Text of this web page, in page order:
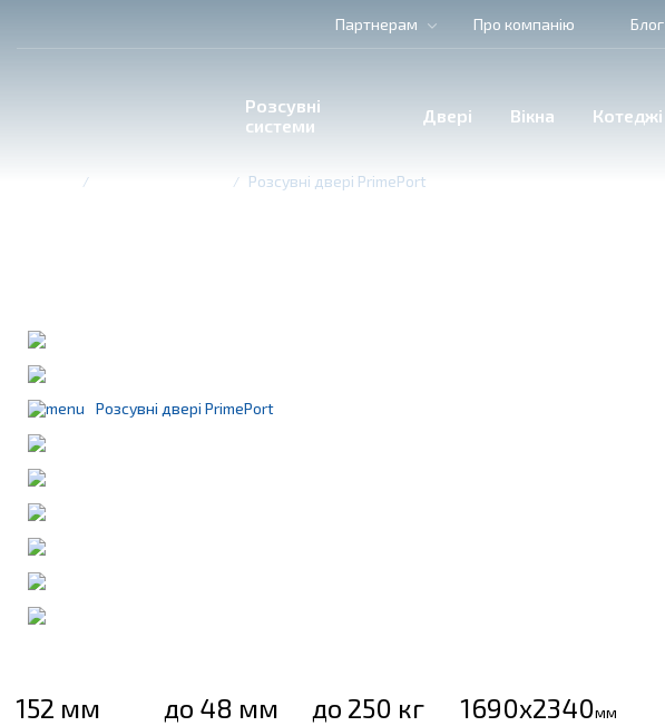
Партнерам Про компанію Блог
Розсувні
системи
Двері Вікна Котеджі
Розсувні двері PrimePort
Розсувні двері PrimePort
152 мм до 48 мм до 250 кг 1690х2340мм